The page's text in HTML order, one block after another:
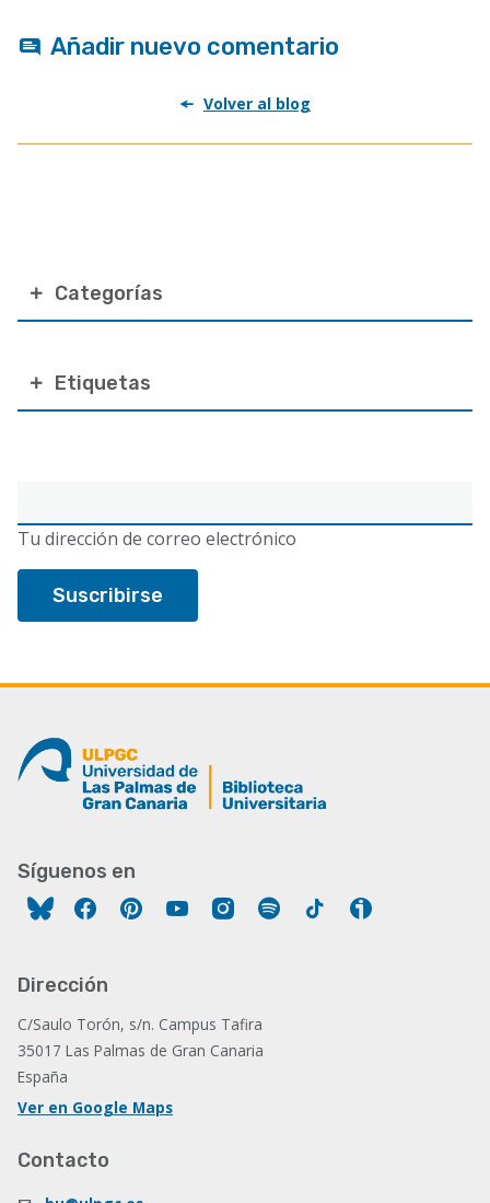
electrónico
Tu dirección de correo electrónico
Categorías
Etiquetas
Añadir nuevo comentario
Volver al blog
Síguenos en
FacebookPinterestYouTubeInstagram
Spotify Tiktok
Dirección
C/Saulo Torón, s/n. Campus Tafira
35017 Las Palmas de Gran Canaria
España
Ver en Google Maps
Contacto